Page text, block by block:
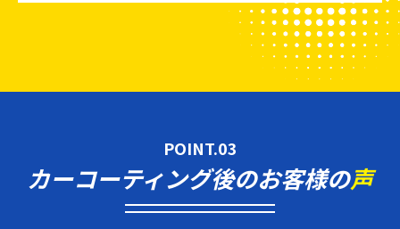
POINT.03
カーコーティング後のお客様の声